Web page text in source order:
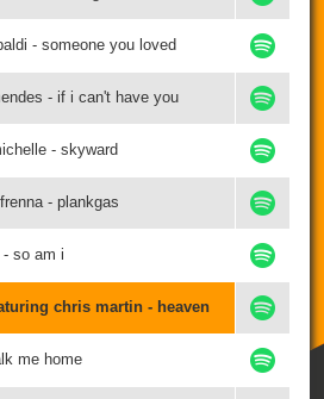
- someone you loved
- if i can't have you
- skyward
- plankgas
so am i
chris martin - heaven
me home